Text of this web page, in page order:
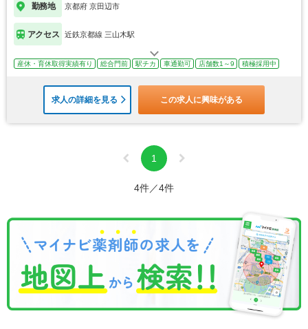
勤務地 京都府 京田辺市
アクセス 近鉄京都線 三山木駅
産休・育休取得実績有り 総合門前 駅チカ 車通勤可 店舗数1～9 積極採用中
求人の詳細を見る この求人に興味がある
1
4件／4件